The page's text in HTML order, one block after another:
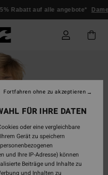
Rabatt auf alle angebote* Damen
FÜR IHRE DATEN
oder eine vergleichbare
Gerät zu speichern
und Ihre IP-Adresse) können
Beiträge und Inhalte zu
und Inhalten zu
Fortfahren ohne zu akzeptieren